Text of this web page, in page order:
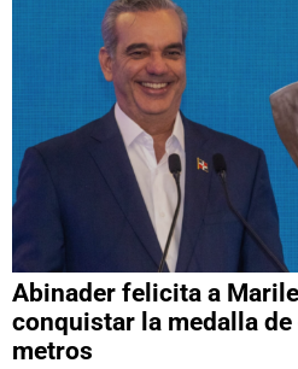
Abinader felicita a
conquistar la medalla
metros